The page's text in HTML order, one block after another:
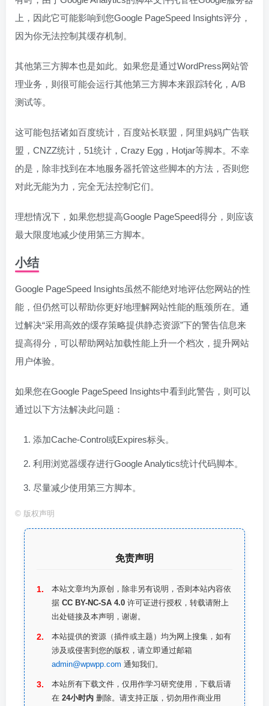
上，因此它可能影响到您Google PageSpeed Insights评分，
因为你无法控制其缓存机制。
其他第三方脚本也是如此。如果您是通过WordPress网站管
理业务，则很可能会运行其他第三方脚本来跟踪转化，A/B
测试等。
这可能包括诸如百度统计，百度站长联盟，阿里妈妈广告联
盟，CNZZ统计，51统计，Crazy Egg，Hotjar等脚本。不幸
的是，除非找到在本地服务器托管这些脚本的方法，否则您
对此无能为力，完全无法控制它们。
理想情况下，如果您想提高Google PageSpeed得分，则应该
最大限度地减少使用第三方脚本。
小结
Google PageSpeed Insights虽然不能绝对地评估您网站的性
能，但仍然可以帮助你更好地理解网站性能的瓶颈所在。通
过解决“采用高效的缓存策略提供静态资源”下的警告信息来
提高得分，可以帮助网站加载性能上升一个档次，提升网站
用户体验。
如果您在Google PageSpeed Insights中看到此警告，则可以
通过以下方法解决此问题：
添加Cache-Control或Expires标头。
利用浏览器缓存进行Google Analytics统计代码脚本。
尽量减少使用第三方脚本。
© 版权声明
免责声明
本站文章均为原创，除非另有说明，否则本站内容依
据 CC BY-NC-SA 4.0 许可证进行授权，转载请附上
出处链接及本声明，谢谢。
本站提供的资源（插件或主题）均为网上搜集，如有
涉及或侵害到您的版权，请立即通过邮箱
admin@wpwpp.com 通知我们。
本站所有下载文件，仅用作学习研究使用，下载后请
在 24小时内 删除。请支持正版，切勿用作商业用